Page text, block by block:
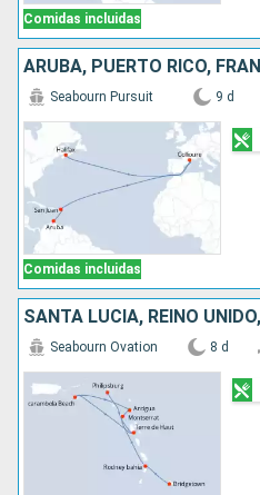
Comidas incluidas
Comidas incluidas
Seabourn Pursuit 9 d
Seabourn Ovation 8 d